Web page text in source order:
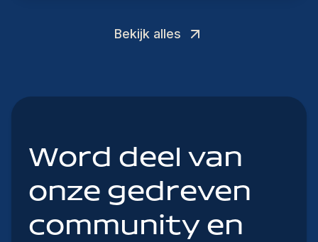
Bekijk alles
Word deel van
onze gedreven
community en